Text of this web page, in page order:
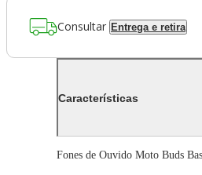
Consultar Entrega e retira
Características
Fones de Ouvido Moto Buds